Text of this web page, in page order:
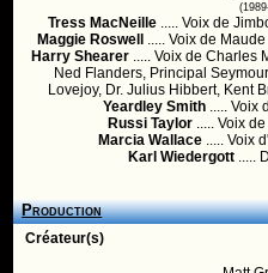
Tress MacNeille..... Voix de
Maggie Roswell ..... Voix de
Harry Shearer ..... Voix de Charles
Ned Flanders, Principal
Lovejoy, Dr. Julius Hibbert, Kent
Yeardley Smith ..... Voix
Russi Taylor ..... Voix
Marcia Wallace ..... Voix
Karl Wiedergott.....
Production
Créateur(s)